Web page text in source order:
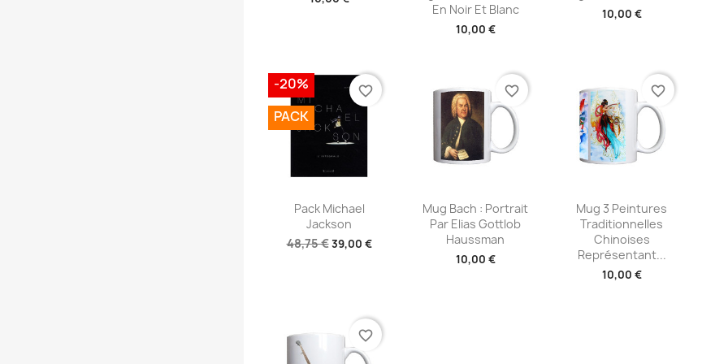
En Noir Et Blanc
10,00 €
10,00 €
Aperçu rapide
Pack Michael
Jackson
48,75 €39,00 €
-20%
PACK
favorite_border
Aperçu rapide
Mug Bach : Portrait
Par Elias Gottlob
Haussman
10,00 €
favorite_border
Aperçu rapide
Mug 3 Peintures
Traditionnelles
Chinoises
Représentant...
10,00 €
favorite_border
favorite_border